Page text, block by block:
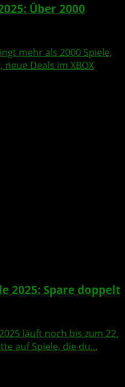
Über 2000
mehr als 2000 Spiele,
Deals im XBOX
2025: Spare doppelt
läuft noch bis zum 22.
auf Spiele, die du...